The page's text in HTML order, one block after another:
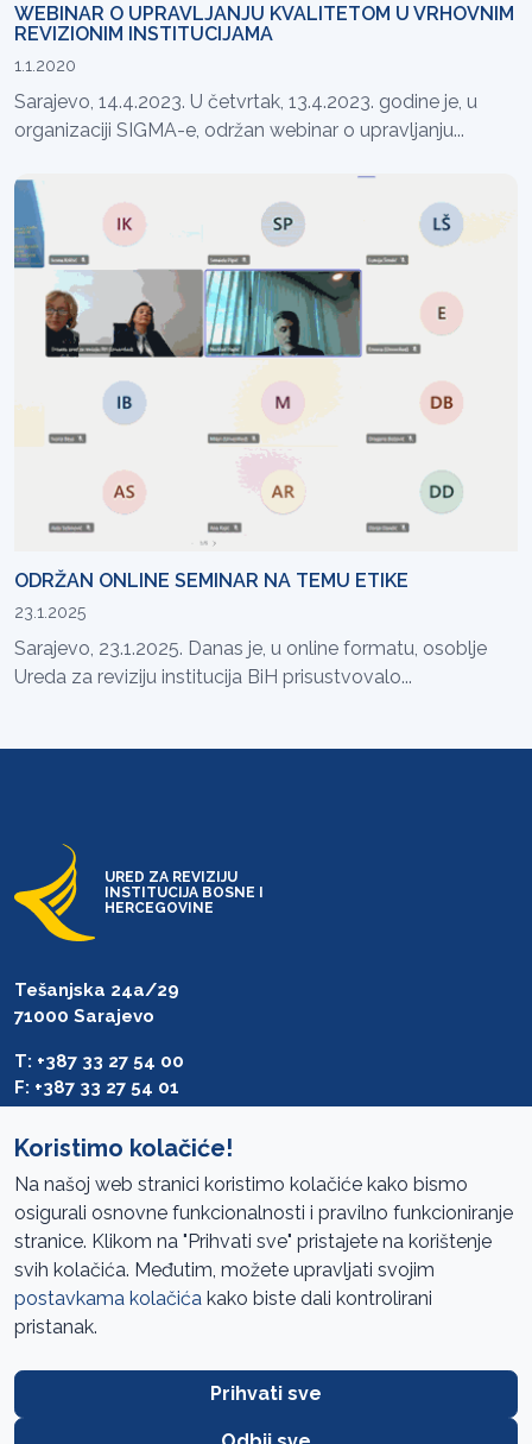
WEBINAR O UPRAVLJANJU KVALITETOM U VRHOVNIM
REVIZIONIM INSTITUCIJAMA
1.1.2020
Sarajevo, 14.4.2023. U četvrtak, 13.4.2023. godine je, u
organizaciji SIGMA-e, održan webinar o upravljanju...
ODRŽAN ONLINE SEMINAR NA TEMU ETIKE
23.1.2025
Sarajevo, 23.1.2025. Danas je, u online formatu, osoblje
Ureda za reviziju institucija BiH prisustvovalo...
URED ZA REVIZIJU
INSTITUCIJA BOSNE I
HERCEGOVINE
Tešanjska 24a/29
71000 Sarajevo
T: +387 33 27 54 00
F: +387 33 27 54 01
Pristup informacijama
Mapa sajta
Oglasi
Koristimo kolačiće!
Na našoj web stranici koristimo kolačiće kako bismo
osigurali osnovne funkcionalnosti i pravilno funkcioniranje
stranice. Klikom na "Prihvati sve" pristajete na korištenje
svih kolačića. Međutim, možete upravljati svojim
postavkama kolačića kako biste dali kontrolirani
pristanak.
Prihvati sve